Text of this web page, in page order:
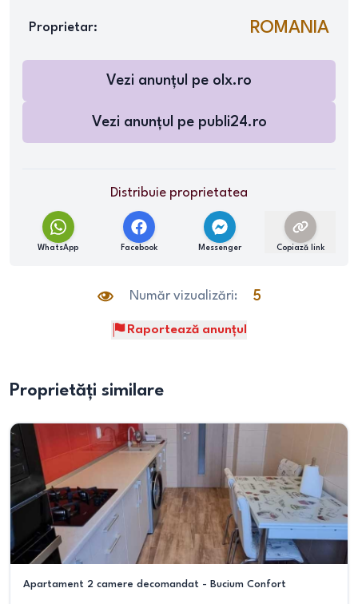
Proprietar: ROMANIA
Vezi anunțul pe olx.ro
Vezi anunțul pe publi24.ro
Distribuie proprietatea
WhatsApp Facebook Messenger Copiază link
Număr vizualizări: 5
Raportează anunțul
Proprietăți similare
Apartament 2 camere decomandat - Bucium Confort